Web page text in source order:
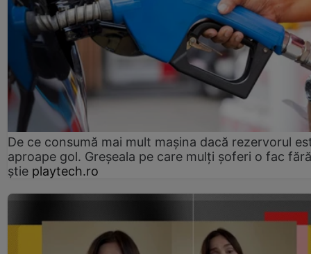
De ce consumă mai mult mașina dacă rezervorul
aproape gol. Greșeala pe care mulți șoferi o fac
știe playtech.ro